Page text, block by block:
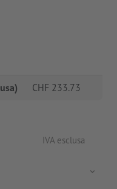
CHF 233.73
IVA esclusa